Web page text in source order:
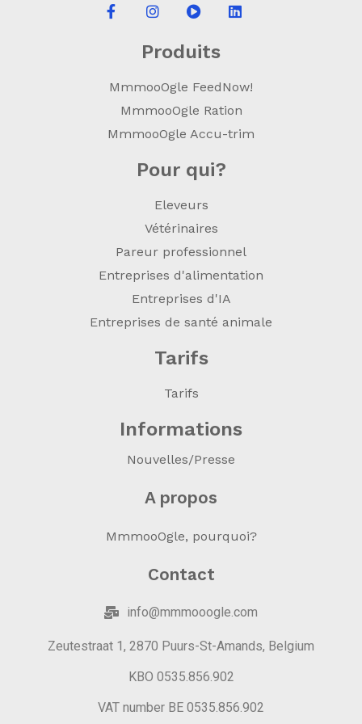
Produits
MmmooOgle FeedNow!
MmmooOgle Ration
MmmooOgle Accu-trim
Pour qui?
Eleveurs
Vétérinaires
Pareur professionnel
Entreprises d'alimentation
Entreprises d'IA
Entreprises de santé animale
Tarifs
Tarifs
Informations
Nouvelles/Presse
A propos
MmmooOgle, pourquoi?
Contact
info@mmmooogle.com
Zeutestraat 1, 2870 Puurs-St-Amands, Belgium
KBO 0535.856.902
VAT number BE 0535.856.902